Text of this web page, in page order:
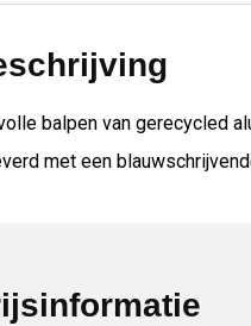
balpen van gerecycled
met een